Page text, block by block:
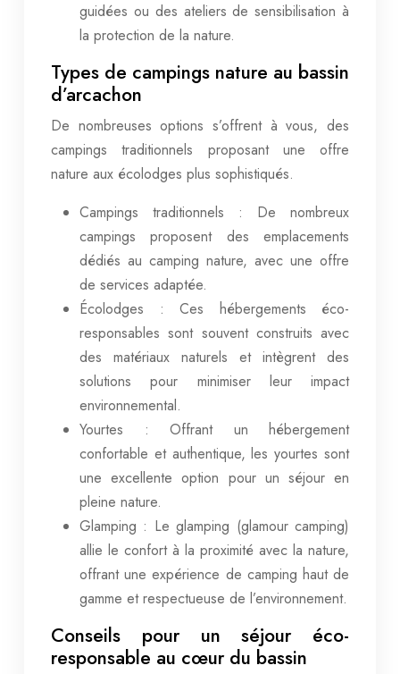
guidées ou des ateliers de sensibilisation à
la protection de la nature.
Types de campings nature au bassin
d’arcachon
De nombreuses options s’offrent à vous, des
campings traditionnels proposant une offre
nature aux écolodges plus sophistiqués.
Campings traditionnels : De nombreux
campings proposent des emplacements
dédiés au camping nature, avec une offre
de services adaptée.
Écolodges : Ces hébergements éco-
responsables sont souvent construits avec
des matériaux naturels et intègrent des
solutions pour minimiser leur impact
environnemental.
Yourtes : Offrant un hébergement
confortable et authentique, les yourtes sont
une excellente option pour un séjour en
pleine nature.
Glamping : Le glamping (glamour camping)
allie le confort à la proximité avec la nature,
offrant une expérience de camping haut de
gamme et respectueuse de l’environnement.
Conseils pour un séjour éco-
responsable au cœur du bassin